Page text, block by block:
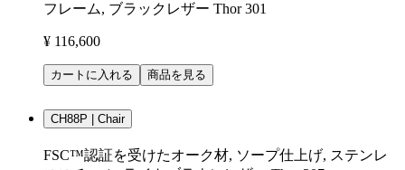
フレーム, ブラックレザー Thor 301
¥ 116,600
カートに入れる 商品を見る
CH88P | Chair
FSC™認証を受けたオーク材, ソープ仕上げ, ステンレ